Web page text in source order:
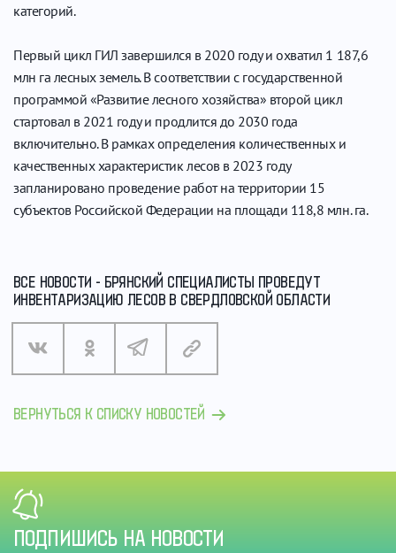
категорий.
Первый цикл ГИЛ завершился в 2020 году и охватил 1 187,6
млн га лесных земель. В соответствии с государственной
программой «Развитие лесного хозяйства» второй цикл
стартовал в 2021 году и продлится до 2030 года
включительно. В рамках определения количественных и
качественных характеристик лесов в 2023 году
запланировано проведение работ на территории 15
субъектов Российской Федерации на площади 118,8 млн. га.
ВСЕ НОВОСТИ - БРЯНСКИЙ СПЕЦИАЛИСТЫ ПРОВЕДУТ
ИНВЕНТАРИЗАЦИЮ ЛЕСОВ В СВЕРДЛОВСКОЙ ОБЛАСТИ
ВЕРНУТЬСЯ К СПИСКУ НОВОСТЕЙ
ПОДПИШИСЬ НА НОВОСТИ